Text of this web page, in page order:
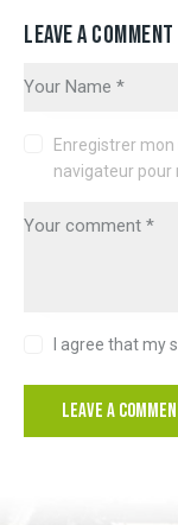
LEAVE A COMMENT
Enregistrer
navigateur pour
I agree that my